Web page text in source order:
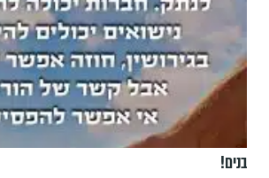
בנים!